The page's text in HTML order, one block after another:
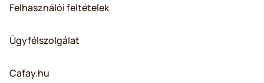
Felhasználói feltételek
Ügyfélszolgálat
Cafay.hu